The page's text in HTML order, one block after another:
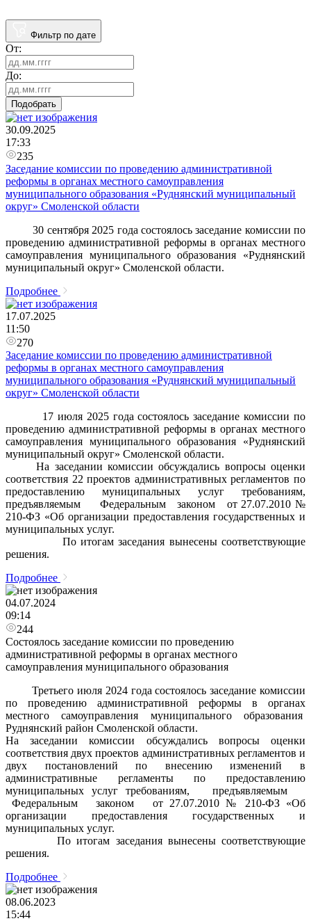
Фильтр по дате
От:
До:
Подобрать
30.09.2025
17:33
235
Заседание комиссии по проведению административной
реформы в органах местного самоуправления
муниципального образования «Руднянский муниципальный
округ» Смоленской области
30 сентября 2025 года состоялось заседание комиссии по
проведению административной реформы в органах местного
самоуправления муниципального образования «Руднянский
муниципальный округ» Смоленской области.
Подробнее
17.07.2025
11:50
270
Заседание комиссии по проведению административной
реформы в органах местного самоуправления
муниципального образования «Руднянский муниципальный
округ» Смоленской области
17 июля 2025 года состоялось заседание комиссии по
проведению административной реформы в органах местного
самоуправления муниципального образования «Руднянский
муниципальный округ» Смоленской области.
На заседании комиссии обсуждались вопросы оценки
соответствия 22 проектов административных регламентов по
предоставлению муниципальных услуг требованиям,
предъявляемым Федеральным законом от 27.07.2010 №
210-ФЗ «Об организации предоставления государственных и
муниципальных услуг.
По итогам заседания вынесены соответствующие
решения.
Подробнее
04.07.2024
09:14
244
Состоялось заседание комиссии по проведению
административной реформы в органах местного
самоуправления муниципального образования
Третьего июля 2024 года состоялось заседание комиссии
по проведению административной реформы в органах
местного самоуправления муниципального образования
Руднянский район Смоленской области.
На заседании комиссии обсуждались вопросы оценки
соответствия двух проектов административных регламентов и
двух постановлений по внесению изменений в
административные регламенты по предоставлению
муниципальных услуг требованиям, предъявляемым
Федеральным законом от 27.07.2010 № 210-ФЗ «Об
организации предоставления государственных и
муниципальных услуг.
По итогам заседания вынесены соответствующие
решения.
Подробнее
08.06.2023
15:44